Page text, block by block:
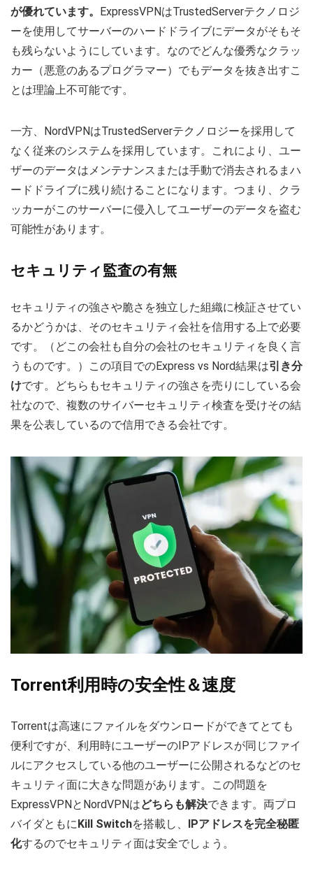
が優れています。
ExpressVPNはTrustedServerテクノロジ
ーを使用してサーバーのハードドライブにデータがそもそ
も残らないようにしています。なのでどんな優秀なクラッ
カー（悪意のあるプログラマー）でもデータを抜き出すこ
とは理論上不可能です。
一方、NordVPNはTrustedServerテクノロジーを採用して
なく従来のシステムを採用しています。これにより、ユー
ザーのデータはメンテナンスまたは手動で消去されるまハ
ードドライブに残り続けることになります。つまり、クラ
ッカーがこのサーバーに侵入してユーザーのデータを盗む
可能性があります。
セキュリティ監査の有無
セキュリティの強さや脆さを独立した組織に検証させてい
るかどうかは、そのセキュリティ会社を信用する上で必要
です。（どこの会社も自分の会社のセキュリティを良く言
うものです。）この項目でのExpress vs Nord結果は引き分
けです。どちらもセキュリティの強さを売りにしている会
社なので、複数のサイバーセキュリティ検査を受けその結
果を公表しているので信用できる会社です。
Torrent利用時の安全性＆速度
Torrentは高速にファイルをダウンロードができてとても
便利ですが、利用時にユーザーのIPアドレスが同じファイ
ルにアクセスしている他のユーザーに公開されるなどのセ
キュリティ面に大きな問題があります。この問題を
ExpressVPNとNordVPNはどちらも解決できます。両プロ
バイダともにKill Switchを搭載し、 IPアドレスを完全秘匿
化するのでセキュリティ面は安全でしょう。